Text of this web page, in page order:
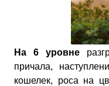
На 6 уровне
причала,
кошелек, роса на